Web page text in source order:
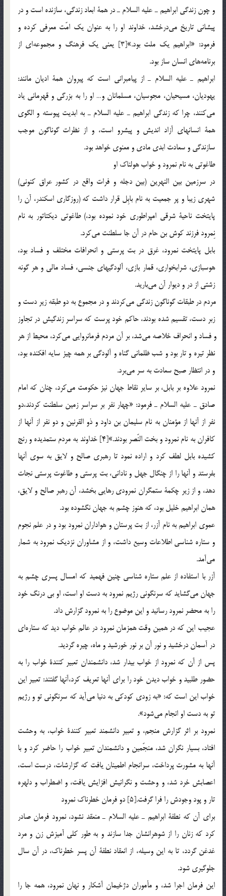
و چون زندگي ابراهيم ـ عليه السلام ـ در همة ابعاد زندگي، سازنده است و در
پيشاني تاريخ مي‎درخشد، خداوند او را به عنوان يك امّت معرفي كرده و
فرمود: «ابراهيم يك ملت بود.»[3] يعني يك فرهنگ و مجموعه‎اي از
برنامه‎هاي انسان ساز بود.
ابراهيم ـ عليه السلام ـ از پيامبراني است كه پيروان همة اديان مانند:
يهوديان، مسيحيان، مجوسيان، مسلمانان و… او را به بزرگي و قهرماني ياد
مي‎كنند، چرا كه زندگي ابراهيم ـ عليه السلام ـ به ابديت پيوسته و الگوي
همة انسانهاي آزاد انديش و پيشرو است، و از نظرات گوناگون موجب
سازندگي و سعادت ابدي مادي و معنوي خواهد بود.
طاغوتي به نام نمرود و خواب هولناك او
در سرزمين بين النهرين (بين دجله و فرات واقع در كشور عراق كنوني)
شهري زيبا و پر جمعيت به نام بابِل قرار داشت كه (روزگاري اسكندر، آن را
پايتخت ناحية شرقي امپراطوري خود نموده بود،) طاغوتي ديكتاتور به نام
نِمرود فرزند كوش بن حام در آن جا سلطنت مي‎كرد.
بابل پايتخت نمرود، غرق در بت پرستي و انحرافات مختلف و فساد بود،
هوسبازي، شرابخواري، قمار بازي، آلودگيهاي جنسي،‌ فساد مالي و هر گونه
زشتي از در و ديوار آن مي‎باريد.
مردم در طبقات گوناگون زندگي مي‎كردند و در مجموع به دو طبقه زير دست و
زبر دست، تقسيم شده بودند، حاكم خود پرست كه سراسر زندگيش در تجاوز
و فساد و انحراف خلاصه مي‎شد، بر آن مردم فرمانروايي مي‎كرد، محيط از هر
نظر تيره و تار بود و شب ظلماني گناه و آلودگي بر همه چيز سايه افكنده بود،
و در انتظار صبح سعادت به سر مي‎برد.
نمرود علاوه بر بابل، بر ساير نقاط جهان نيز حكومت مي‎كرد، چنان كه امام
صادق ـ عليه السلام ـ فرمود: «چهار نفر بر سراسر زمين سلطنت كردند،‌دو
نفر از آنها از مؤمنان به نام سليمان بن داود و ذو القرنين و دو نفر از آنها از
كافران به نام نمرود و بخت النّصر بودند.»[4] خداوند به مردم ستمديده و رنج
كشيده بابل لطف كرد و اراده نمود تا رهبري صالح و لايق به سوي آنها
بفرستد و آنها را از چنگال جهل و ناداني، بت پرستي و طاغوت پرستي نجات
دهد، و از زير چكمة ستمگران نمرودي رهايي بخشد، آن رهبر صالح و لايق،
همان ابراهيم خليل بود، كه هنوز چشم به جهان نگشوده بود.
عموي ابراهيم به نام آزر، از بت پرستان و هواداران نمرود بود و در علم نجوم
و ستاره شناسي اطلاعات وسيع داشت، و از مشاوران نزديك نمرود به شمار
مي‎آمد.
آزر با استفاده از علم ستاره شناسي چنين فهميد كه امسال پسري چشم به
جهان مي‎گشايد كه سرنگوني رژيم نمرود به دست او است، او بي درنگ خود
را به محضر نمرود رسانيد‌ و اين موضوع را به نمرود گزارش داد.
عجيب اين كه در همين وقت همزمان نمرود در عالم خواب ديد كه ستاره‎اي
در آسمان درخشيد و نور آن بر نور خورشيد و ماه، چيره گرديد.
پس از آن كه نمرود از خواب بيدار شد، دانشمندان تعبير كنندة خواب را به
حضور طلبيد و خواب ديدن خود را براي آنها تعريف كرد،‌آنها گفتند: تعبير اين
خواب اين است كه: «به زودي كودكي به دنيا مي‎آيد كه سرنگوني تو و رژيم
تو به دست او انجام مي‎شود».
نمرود بر اثر گزارش منجم، و تعبير دانشمند تعبير كنندة خواب، به وحشت
افتاد، بسيار نگران شد، منجّمين و دانشمندان تعبير خواب را حاضر كرد و با
آنها به مشورت پرداخت، سرانجام اطمينان يافت كه گزارشات، درست است،
اعصابش خرد شد، و وحشت و نگرانيش افزايش يافت، و اضطراب و دلهره
تار و پود وجودش را فرا گرفت.[5] دو فرمان خطرناك نمرود
براي آن كه نطفة ابراهيم ـ عليه السلام ـ منعقد نشود، نمرود فرمان صادر
كرد كه زنان را از شوهرانشان جدا سازند و به طور كلي آميزش زن و مرد
غدغن گردد، تا به اين وسيله، از انعقاد نطفة آن پسر خطرناك، در آن سال
جلوگيري شود.
اين فرمان اجرا شد، و مأموران دژخيمان آشكار و نهان نمرود، همه جا را